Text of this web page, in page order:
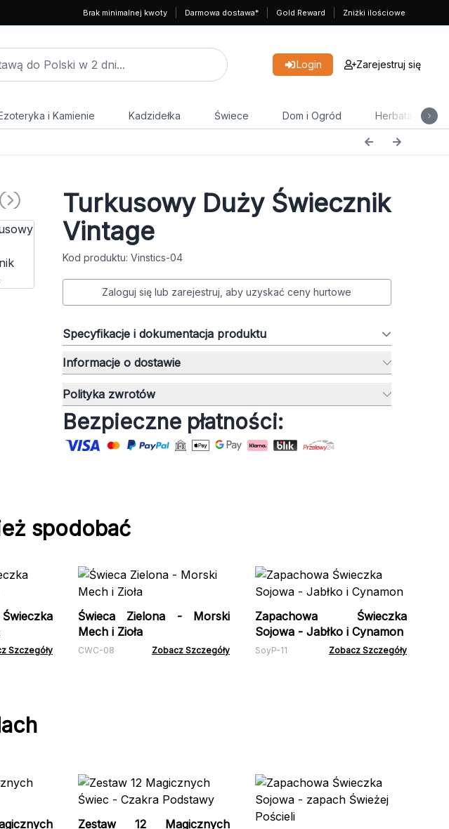
Brak minimalnej kwoty Darmowa dostawa* Gold Reward Zniżki ilościowe
Login Zarejestruj się
i Kamienie Kadzidełka Świece Dom i Ogród Herbata
Turkusowy Duży Świecznik
Vintage
Kod produktu: Vinstics-04
Zaloguj się lub zarejestruj, aby uzyskać ceny hurtowe
Specyfikacje i dokumentacja produktu
Informacje o dostawie
Polityka zwrotów
Bezpieczne płatności:
spodobać
Szczegóły
Świeca Zielona - Morski
Mech i Zioła
CWC-08 Zobacz Szczegóły
Zapachowa Świeczka
Sojowa - Jabłko i Cynamon
SoyP-11 Zobacz Szczegóły
Zestaw 12 Magicznych